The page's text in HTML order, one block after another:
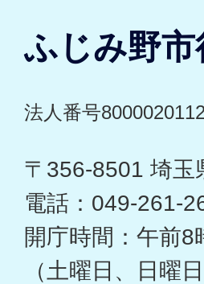
ふじみ野市
法人番号
〒356-8501 埼玉
電話：049-261-
開庁時間：午前
（土曜日、日曜